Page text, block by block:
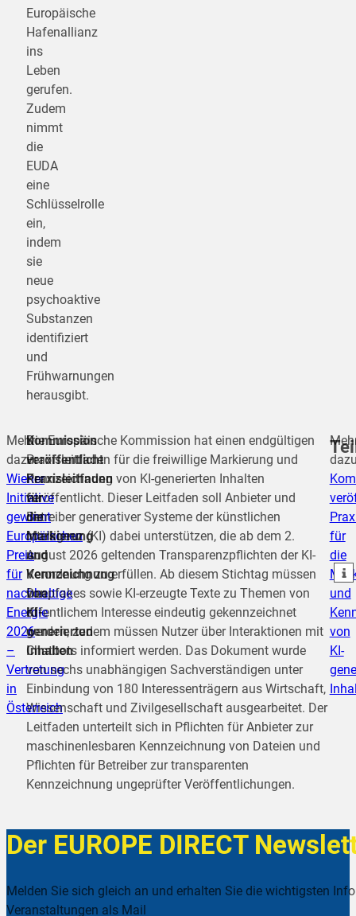
Europäische
Hafenallianz
ins
Leben
gerufen.
Zudem
nimmt
die
EUDA
eine
Schlüsselrolle
ein,
indem
sie
neue
psychoaktive
Substanzen
identifiziert
und
Frühwarnungen
herausgibt.
Mehr
dazu:
Wiener
Initiative
gewinnt
Europäischen
Preis
für
nachhaltige
Energie
2026
–
Vertretung
in
Österreich
Kommission
veröffentlicht
Praxisleitfaden
für
die
Markierung
und
Kennzeichnung
von
KI-
generierten
Inhalten
Die Europäische Kommission hat einen endgültigen
Praxisleitfaden für die freiwillige Markierung und
Kennzeichnung von KI-generierten Inhalten
veröffentlicht. Dieser Leitfaden soll Anbieter und
Betreiber generativer Systeme der künstlichen
Intelligenz (KI) dabei unterstützen, die ab dem 2.
August 2026 geltenden Transparenzpflichten der KI-
Verordnung zu erfüllen. Ab diesem Stichtag müssen
Deepfakes sowie KI-erzeugte Texte zu Themen von
öffentlichem Interesse eindeutig gekennzeichnet
werden; zudem müssen Nutzer über Interaktionen mit
Chatbots informiert werden. Das Dokument wurde
von sechs unabhängigen Sachverständigen unter
Einbindung von 180 Interessenträgern aus Wirtschaft,
Wissenschaft und Zivilgesellschaft ausgearbeitet. Der
Leitfaden unterteilt sich in Pflichten für Anbieter zur
maschinenlesbaren Kennzeichnung von Dateien und
Pflichten für Betreiber zur transparenten
Kennzeichnung ungeprüfter Veröffentlichungen.
für
die
und
von
KI-
teilen
teilen
teilen
Der EUROPE DIRECT
Melden Sie sich gleich an und erhalten Sie die wichtigsten
Veranstaltungen als Mail